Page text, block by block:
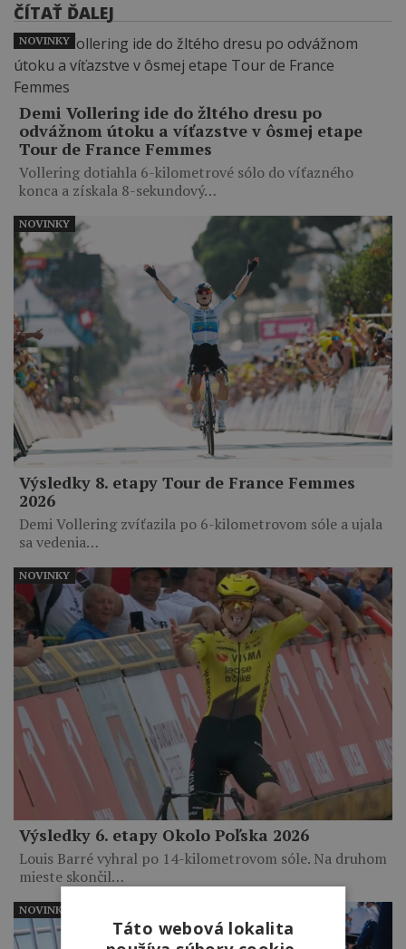
ČÍTAŤ ĎALEJ
Demi Vollering ide do žltého dresu po
odvážnom útoku a víťazstve v ôsmej etape
Tour de France Femmes
Vollering dotiahla 6-kilometrové sólo do víťazného
konca a získala 8-sekundový…
NOVINKY
Výsledky 8. etapy Tour de France Femmes
2026
Demi Vollering zvíťazila po 6-kilometrovom sóle a ujala
sa vedenia…
NOVINKY
Výsledky 6. etapy Okolo Poľska 2026
Louis Barré vyhral po 14-kilometrovom sóle. Na druhom
mieste skončil…
NOVINKY
NOVINKY
Táto webová lokalita